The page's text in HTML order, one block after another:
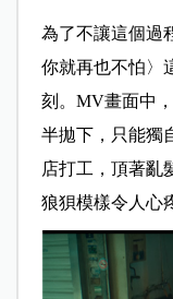
為了不讓這個過
你就再也不怕〉
刻。MV畫面中
半拋下，只能獨
店打工，頂著亂
狼狽模樣令人心